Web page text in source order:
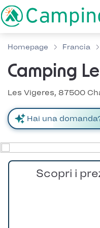
Homepage Francia
Camping
Les Vigeres, 87500
Scopri i